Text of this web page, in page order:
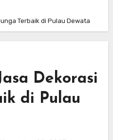
Terbaik di Pulau Dewata
Dekorasi
di Pulau